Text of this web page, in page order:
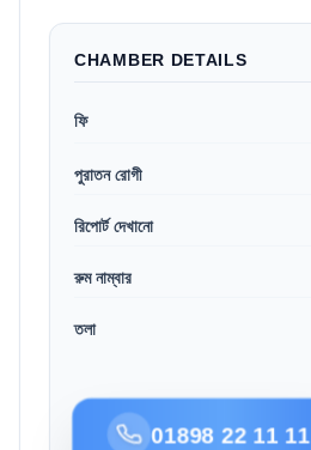
CHAMBER DETAILS
ফি
পুরাতন রোগী
রিপোর্ট দেখানো
রুম নাম্বার
তলা
01898 22 11 11